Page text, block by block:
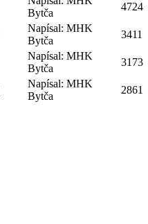
Bytča
4724
Napísal: MHK
Bytča
3411
Napísal: MHK
Bytča
3173
Napísal: MHK
Bytča
2861